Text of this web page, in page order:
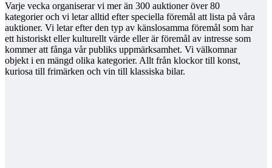
Varje vecka organiserar vi mer än 300 auktioner över 80
kategorier och vi letar alltid efter speciella föremål att lista på våra
auktioner. Vi letar efter den typ av känslosamma föremål som har
ett historiskt eller kulturellt värde eller är föremål av intresse som
kommer att fånga vår publiks uppmärksamhet. Vi välkomnar
objekt i en mängd olika kategorier. Allt från klockor till konst,
kuriosa till frimärken och vin till klassiska bilar.